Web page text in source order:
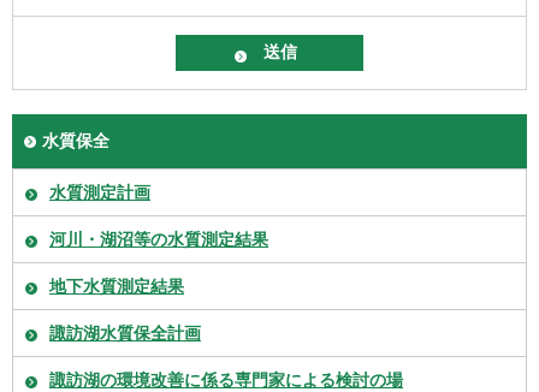
水質保全
水質測定計画
河川・湖沼等の水質測定結果
地下水質測定結果
諏訪湖水質保全計画
諏訪湖の環境改善に係る専門家による検討の場